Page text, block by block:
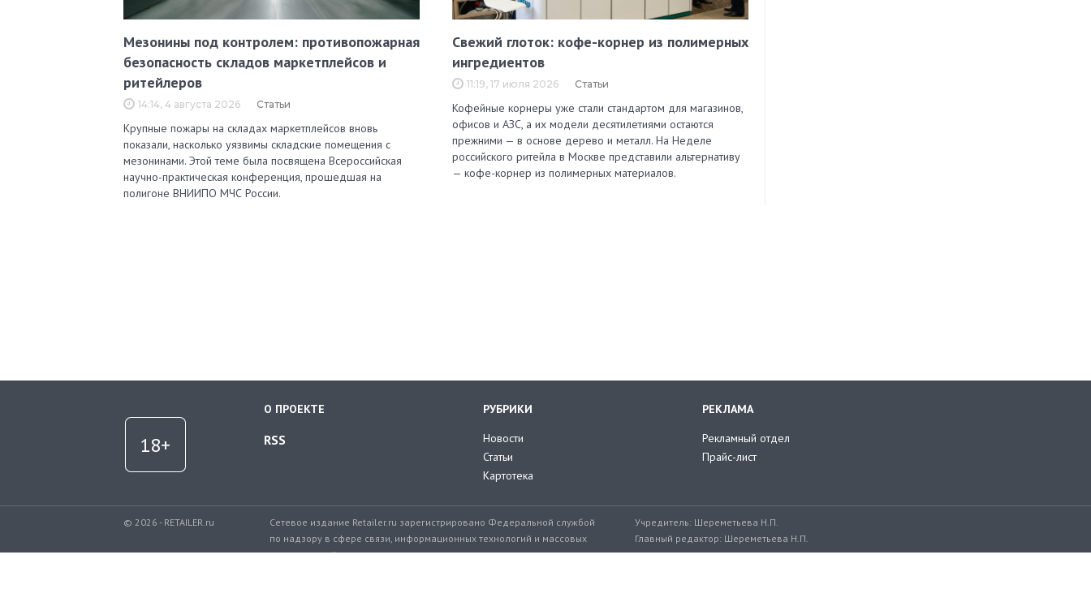
Мезонины под контролем: противопожарная
безопасность складов маркетплейсов и
ритейлеров
14:14, 4 августа 2026 Статьи
Крупные пожары на складах маркетплейсов вновь
показали, насколько уязвимы складские помещения с
мезонинами. Этой теме была посвящена Всероссийская
научно-практическая конференция, прошедшая на
полигоне ВНИИПО МЧС России.
Свежий глоток: кофе-корнер из полимерных
ингредиентов
11:19, 17 июля 2026 Статьи
Кофейные корнеры уже стали стандартом для магазинов,
офисов и АЗС, а их модели десятилетиями остаются
прежними — в основе дерево и металл. На Неделе
российского ритейла в Москве представили альтернативу
— кофе-корнер из полимерных материалов.
О ПРОЕКТЕ
RSS
РУБРИКИ
Новости
Статьи
Картотека
РЕКЛАМА
Рекламный отдел
Прайс-лист
© 2026 - RETAILER.ru
Сетевое издание Retailer.ru зарегистрировано Федеральной службой
по надзору в сфере связи, информационных технологий и массовых
коммуникаций.
Учредитель: Шереметьева Н.П.
Главный редактор: Шереметьева Н.П.